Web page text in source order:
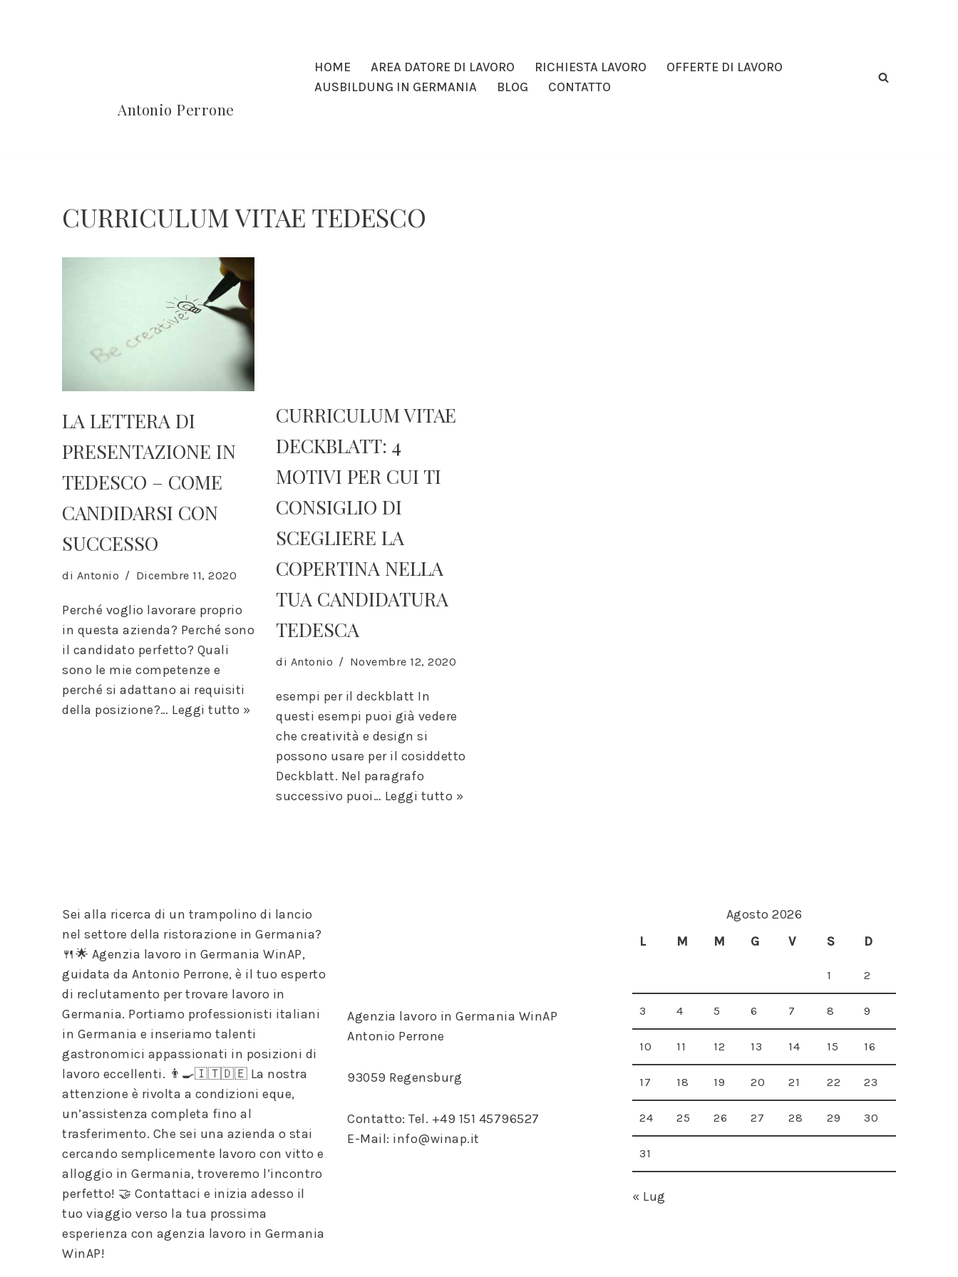
Antonio Perrone
HOME AREA DATORE DI LAVORO RICHIESTA LAVORO
OFFERTE DI LAVORO
AUSBILDUNG IN GERMANIA
BLOG CONTATTO
CURRICULUM VITAE TEDESCO
LA LETTERA DI
PRESENTAZIONE IN
TEDESCO – COME
CANDIDARSI CON
SUCCESSO
di Antonio Dicembre 11, 2020
Perché voglio lavorare proprio
in questa azienda? Perché sono
il candidato perfetto? Quali
sono le mie competenze e
perché si adattano ai requisiti
della posizione?… Leggi tutto »
CURRICULUM VITAE
DECKBLATT: 4
MOTIVI PER CUI TI
CONSIGLIO DI
SCEGLIERE LA
COPERTINA NELLA
TUA CANDIDATURA
TEDESCA
di Antonio Novembre 12, 2020
esempi per il deckblatt In
questi esempi puoi già vedere
che creatività e design si
possono usare per il cosiddetto
Deckblatt. Nel paragrafo
successivo puoi… Leggi tutto »
Sei alla ricerca di un trampolino di lancio
nel settore della ristorazione in Germania?
🍴🌟 Agenzia lavoro in Germania WinAP,
guidata da Antonio Perrone, è il tuo esperto
di reclutamento per trovare lavoro in
Germania. Portiamo professionisti italiani
in Germania e inseriamo talenti
gastronomici appassionati in posizioni di
lavoro eccellenti. 👨‍🍳🇮🇹🇩🇪 La nostra
attenzione è rivolta a condizioni eque,
un’assistenza completa fino al
trasferimento. Che sei una azienda o stai
cercando semplicemente lavoro con vitto e
alloggio in Germania, troveremo l’incontro
perfetto! 🤝 Contattaci e inizia adesso il
tuo viaggio verso la tua prossima
esperienza con agenzia lavoro in Germania
WinAP!
Agenzia lavoro in Germania WinAP
Antonio Perrone
93059 Regensburg
Contatto: Tel. +49 151 45796527
E-Mail: info@winap.it
Agosto 2026
L
M M G V S D
1 2
3 4 5 6 7 8 9
10 11 12 13 14 15 16
17 18 19 20 21 22 23
24 25 26 27 28 29 30
31
« Lug
Erforderlich
optional. Sie
benötigt,
Website
funktioniert.
Erfahrung
Website
während
gut wie
möglich
funktioniert.
Wenn Sie
Cookies
ablehnen,
werden
Funktionen
Website
nicht mehr